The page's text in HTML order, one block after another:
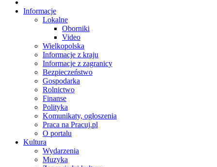
Informacje
Lokalne
Oborniki
Video
Wielkopolska
Informacje z kraju
Informacje z zagranicy
Bezpieczeństwo
Gospodarka
Rolnictwo
Finanse
Polityka
Komunikaty, ogłoszenia
Praca na Pracuj.pl
O portalu
Kultura
Wydarzenia
Muzyka